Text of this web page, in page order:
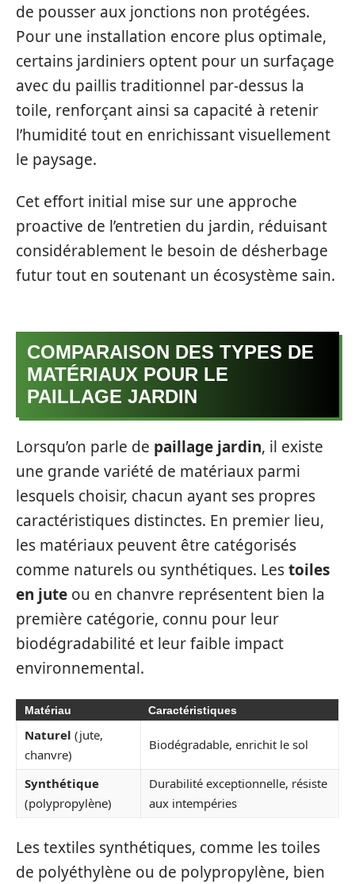
de pousser aux jonctions non protégées.
Pour une installation encore plus optimale,
certains jardiniers optent pour un surfaçage
avec du paillis traditionnel par-dessus la
toile, renforçant ainsi sa capacité à retenir
l’humidité tout en enrichissant visuellement
le paysage.
Cet effort initial mise sur une approche
proactive de l’entretien du jardin, réduisant
considérablement le besoin de désherbage
futur tout en soutenant un écosystème sain.
COMPARAISON DES TYPES DE
MATÉRIAUX POUR LE
PAILLAGE JARDIN
Lorsqu’on parle de paillage jardin, il existe
une grande variété de matériaux parmi
lesquels choisir, chacun ayant ses propres
caractéristiques distinctes. En premier lieu,
les matériaux peuvent être catégorisés
comme naturels ou synthétiques. Lestoiles
en jute ou en chanvre représentent bien la
première catégorie, connu pour leur
biodégradabilité et leur faible impact
environnemental.
Matériau Caractéristiques
Naturel (jute,
chanvre)
Biodégradable, enrichit le sol
Synthétique
(polypropylène)
Durabilité exceptionnelle, résiste
aux intempéries
Les textiles synthétiques, comme les toiles
de polyéthylène ou de polypropylène, bien